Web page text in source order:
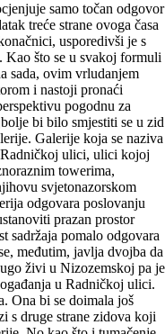
samo točan odgovor
treće strane ovoga časa
usporedivši je s
što se u svakoj formuli
sada, ovim vrludanjem
i nastoji pronaći
pogodnu za
bi bilo smjestiti se u zid
Galerije koja se naziva
ulici, ulici kojoj
towerima,
svjetonazorskom
odgovara poslovanju
prazan prostor
sadržaja pomalo odgovara
međutim, javlja dvojba da
živi u Nizozemskoj pa je
u Radničkoj ulici.
Ona bi se doimala još
s druge strane zidova koji